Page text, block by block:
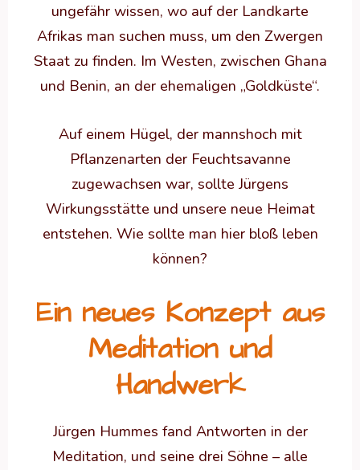
ungefähr wissen, wo auf der Landkarte
Afrikas man suchen muss, um den Zwergen
Staat zu finden. Im Westen, zwischen Ghana
und Benin, an der ehemaligen „Goldküste“.
Auf einem Hügel, der mannshoch mit
Pflanzenarten der Feuchtsavanne
zugewachsen war, sollte Jürgens
Wirkungsstätte und unsere neue Heimat
entstehen. Wie sollte man hier bloß leben
können?
Ein neues Konzept aus
Meditation und
Handwerk
Jürgen Hummes fand Antworten in der
Meditation, und seine drei Söhne – alle